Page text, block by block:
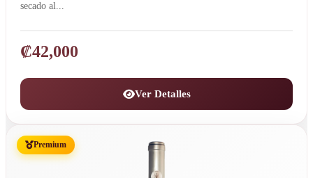
secado al...
₡42,000
Ver Detalles
Premium